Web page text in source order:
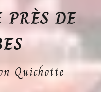
DE
Quichotte